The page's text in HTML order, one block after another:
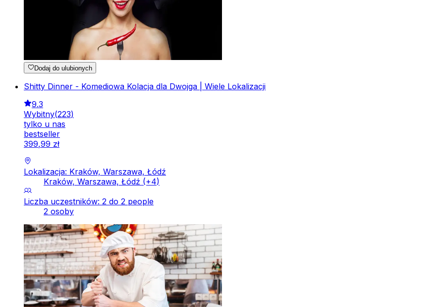
Dodaj do ulubionych
Shitty Dinner - Komediowa Kolacja dla Dwojga | Wiele Lokalizacji
9.3
Wybitny(223)
tylko u nas
bestseller
399,99 zł
Lokalizacja: Kraków, Warszawa, Łódź
Kraków, Warszawa, Łódź (+4)
Liczba uczestników: 2 do 2 people
2 osoby